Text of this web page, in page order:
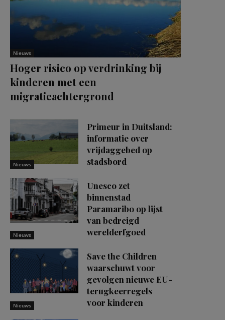
Nieuws
Hoger risico op verdrinking bij
kinderen met een
migratieachtergrond
Nieuws
Primeur in Duitsland:
informatie over
vrijdaggebed op
stadsbord
Nieuws
Unesco zet
binnenstad
Paramaribo op lijst
van bedreigd
werelderfgoed
Nieuws
Save the Children
waarschuwt voor
gevolgen nieuwe EU-
terugkeerregels
voor kinderen